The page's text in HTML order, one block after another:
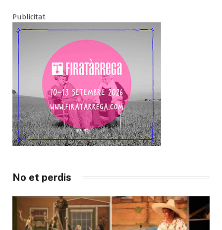
Publicitat
No et perdis